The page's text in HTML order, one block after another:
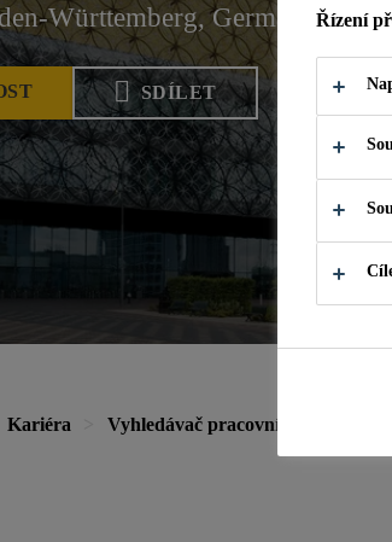
Württemberg, Germany
SDÍLET
Kariéra Vyhledávač pracovních míst
Řízení